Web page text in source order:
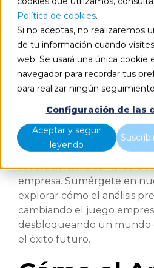
Política de cookies.
Si no aceptas, no realizaremos
de tu información cuando
web. Se usará una única cookie
navegador para recordar tus
para realizar ningún
Configuración de las
Aceptar y seguir
leyendo
En un mundo empresarial
incertidumbre es la única
predictivo emerge como el
empresas hacia un futuro
estratégico. Descubre
herramienta de datos
tendencias, identificar
revolucionar la toma de
empresa. Sumérgete en
explorar cómo el análisis
cambiando el juego
desbloqueando un mundo
el éxito futuro.